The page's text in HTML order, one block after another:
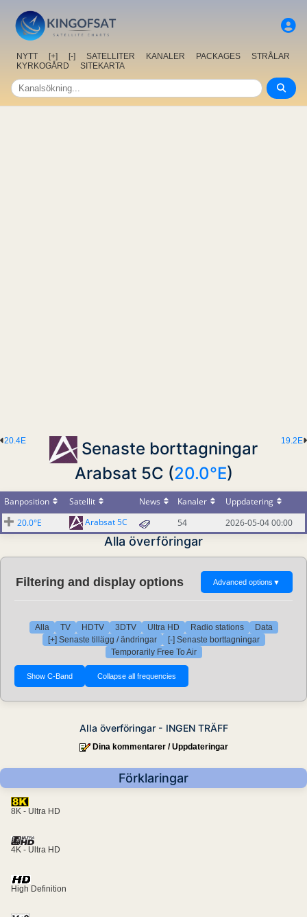
NYTT [+] [-] SATELLITER KANALER PACKAGES
STRÅLAR
KYRKOGÅRD
SITEKARTA
19.2E
20.4E
Senaste borttagningar
Arabsat 5C (20.0°E)
Banposition Satellit News Kanaler
Uppdatering
20.0°E
Arabsat 5C 54 2026-05-04 00:00
Alla överföringar
Filtering and display options Advanced options ▼
Alla TV HDTV 3DTV Ultra HD Radio stations
Data
[+] Senaste tillägg / ändringar
[-] Senaste borttagningar
Temporarily Free To Air
Alla överföringar - INGEN TRÄFF
Dina kommentarer / Uppdateringar
Förklaringar
8K - Ultra HD
4K - Ultra HD
High Definition